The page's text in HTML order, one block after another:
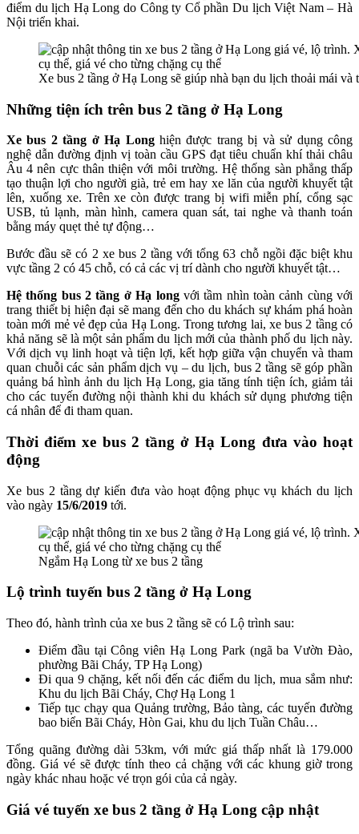
điểm du lịch Hạ Long do Công ty Cổ phần Du lịch Việt Nam – Hà
Nội triển khai.
Xe bus 2 tầng ở Hạ Long sẽ giúp nhà bạn du lịch thoải mái và
Những tiện ích trên bus 2 tầng ở Hạ Long
Xe bus 2 tầng ở Hạ Longhiện được trang bị và sử dụng công
nghệ dẫn đường định vị toàn cầu GPS đạt tiêu chuẩn khí thải châu
Âu 4 nên cực thân thiện với môi trường. Hệ thống sàn phẳng thấp
tạo thuận lợi cho người già, trẻ em hay xe lăn của người khuyết tật
lên, xuống xe. Trên xe còn được trang bị wifi miễn phí, cổng sạc
USB, tủ lạnh, màn hình, camera quan sát, tai nghe và thanh toán
bằng máy quẹt thẻ tự động…
Bước đầu sẽ có 2 xe bus 2 tầng với tổng 63 chỗ ngồi đặc biệt khu
vực tầng 2 có 45 chỗ, có cả các vị trí dành cho người khuyết tật…
Hệ thống bus 2 tầng ở Hạ longvới tầm nhìn toàn cảnh cùng với
trang thiết bị hiện đại sẽ mang đến cho du khách sự khám phá hoàn
toàn mới mẻ vẻ đẹp của Hạ Long. Trong tương lai, xe bus 2 tầng có
khả năng sẽ là một sản phẩm du lịch mới của thành phố du lịch này.
Với dịch vụ linh hoạt và tiện lợi, kết hợp giữa vận chuyển và tham
quan chuỗi các sản phẩm dịch vụ – du lịch, bus 2 tầng sẽ góp phần
quảng bá hình ảnh du lịch Hạ Long, gia tăng tính tiện ích, giảm tải
cho các tuyến đường nội thành khi du khách sử dụng phương tiện
cá nhân để đi tham quan.
Thời điểm xe bus 2 tầng ở Hạ Long đưa vào hoạt
động
Xe bus 2 tầng dự kiến đưa vào hoạt động phục vụ khách du lịch
vào ngày 15/6/2019 tới.
Ngắm Hạ Long từ xe bus 2 tầng
Lộ trình tuyến bus 2 tầng ở Hạ Long
Theo đó, hành trình của xe bus 2 tầng sẽ có Lộ trình sau:
Điểm đầu tại Công viên Hạ Long Park (ngã ba Vườn Đào,
phường Bãi Cháy, TP Hạ Long)
Đi qua 9 chặng, kết nối đến các điểm du lịch, mua sắm như:
Khu du lịch Bãi Cháy, Chợ Hạ Long 1
Tiếp tục chạy qua Quảng trường, Bảo tàng, các tuyến đường
bao biển Bãi Cháy, Hòn Gai, khu du lịch Tuần Châu…
Tổng quãng đường dài 53km, với mức giá thấp nhất là 179.000
đồng. Giá vé sẽ được tính theo cả chặng với các khung giờ trong
ngày khác nhau hoặc vé trọn gói của cả ngày.
Giá vé tuyến xe bus 2 tầng ở Hạ Long cập nhật